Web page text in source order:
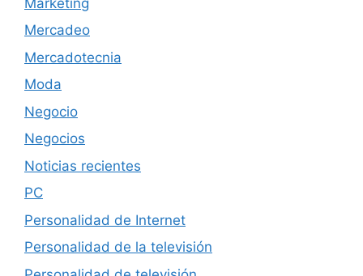
Mercadeo
Mercadotecnia
Moda
Negocio
Negocios
Noticias recientes
PC
Personalidad de Internet
Personalidad de la televisión